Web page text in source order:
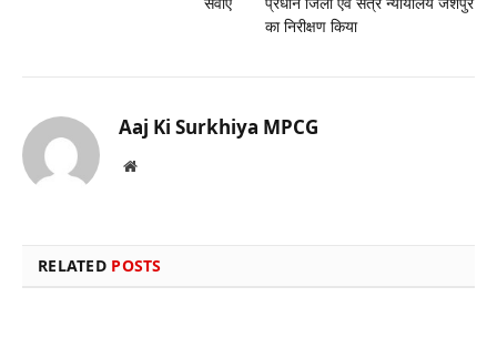
का निरीक्षण किया
Aaj Ki Surkhiya MPCG
Website
RELATED POSTS